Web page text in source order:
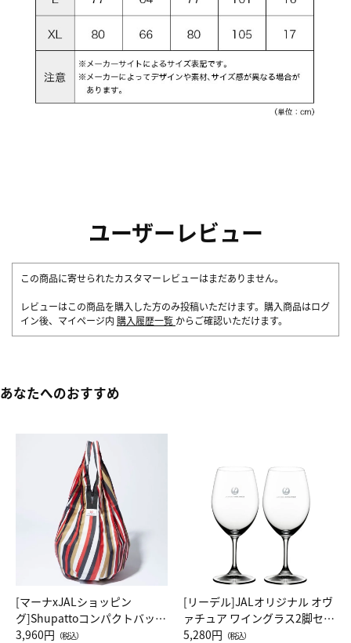
ユーザーレビュー
この商品に寄せられたカスタマーレビューはまだありません。
レビューはこの商品を購入した方のみ投稿いただけます。購入商品はログ
イン後、マイページ内 購入履歴一覧 からご確認いただけます。
あなたへのおすすめ
[マーナxJALショッピン
グ]Shupattoコンパクトバッグ
Drop JAL客室乗務員（LC）ス
3,960円 （税込）
[リーデル]JALオリジナル オヴ
ァチュア ワイングラス2脚セッ
ト（レッドワイン）
5,280円 （税込）